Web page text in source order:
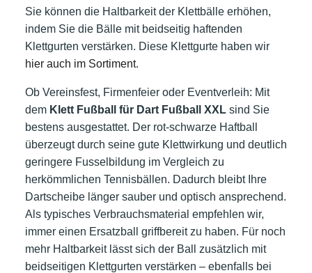
Sie können die Haltbarkeit der Klettbälle erhöhen,
indem Sie die Bälle mit beidseitig haftenden
Klettgurten verstärken. Diese Klettgurte haben wir
hier auch im Sortiment.
Ob Vereinsfest, Firmenfeier oder Eventverleih: Mit
dem Klett Fußball für Dart Fußball XXL sind Sie
bestens ausgestattet. Der rot-schwarze Haftball
überzeugt durch seine gute Klettwirkung und deutlich
geringere Fusselbildung im Vergleich zu
herkömmlichen Tennisbällen. Dadurch bleibt Ihre
Dartscheibe länger sauber und optisch ansprechend.
Als typisches Verbrauchsmaterial empfehlen wir,
immer einen Ersatzball griffbereit zu haben. Für noch
mehr Haltbarkeit lässt sich der Ball zusätzlich mit
beidseitigen Klettgurten verstärken – ebenfalls bei